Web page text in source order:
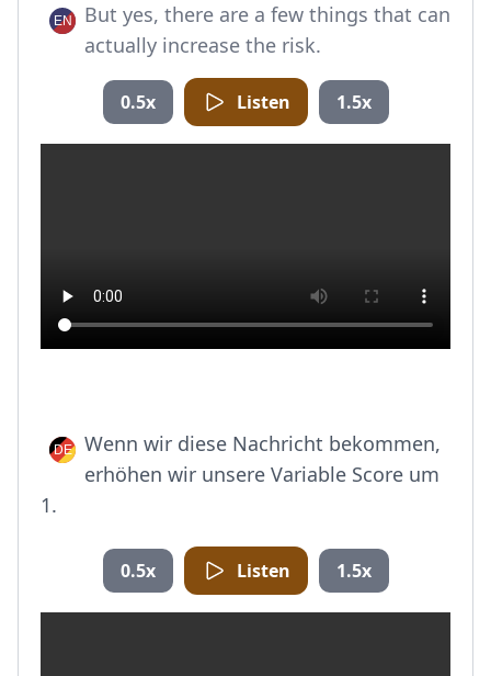
But yes, there are a few things that can
actually increase the risk.
0.5x Listen 1.5x
Wenn wir diese Nachricht bekommen,
erhöhen wir unsere Variable Score um
1.
0.5x Listen 1.5x